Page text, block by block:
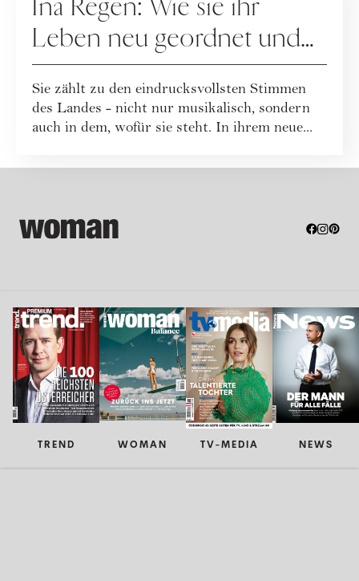
Ina Regen: Wie sie ihr
Leben neu geordnet und
zu sich selbst gefunden hat
Sie zählt zu den eindrucksvollsten Stimmen
des Landes - nicht nur musikalisch, sondern
auch in dem, wofür sie steht. In ihrem neue...
TREND WOMAN TV-MEDIA NEWS